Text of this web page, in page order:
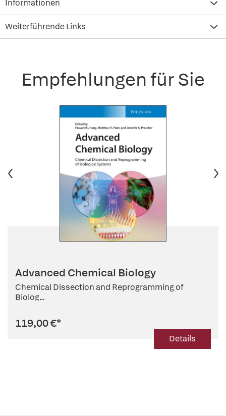
Informationen
Weiterführende Links
Empfehlungen für Sie
Advanced Chemical Biology
Chemical Dissection and Reprogramming of
Biolog...
119,00 €*
Details